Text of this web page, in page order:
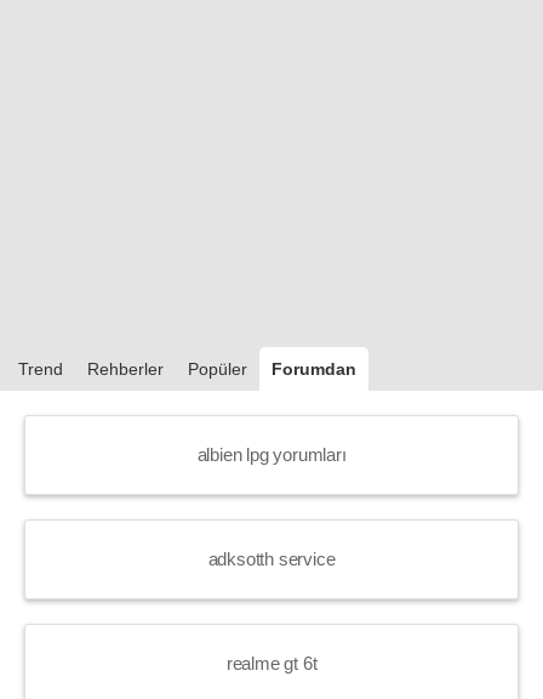
Trend Rehberler Popüler Forumdan
albien lpg yorumları
adksotth service
realme gt 6t